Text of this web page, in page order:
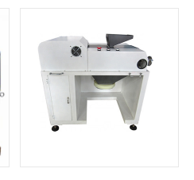
vertical à 360 degrés